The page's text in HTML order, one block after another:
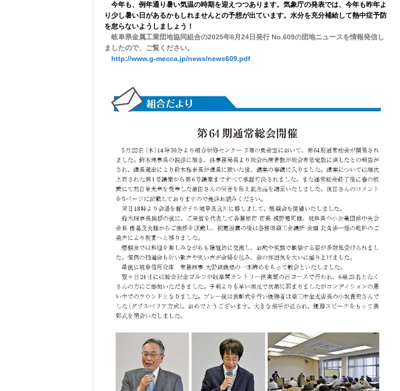
今年も、例年通り暑い気温の時期を迎えつつあります。気象庁の発表では、今年も昨年よ
り少し暑い日があるかもしれませんとの予想が出ています。水分を充分補給して熱中症予防
を怠らないようしましょう！
岐阜県金属工業団地協同組合の2025年6月24日発行 No.609の団地ニュースを情報発信し
ましたので、ご覧ください。
http://www.g-mecca.jp/news/news609.pdf